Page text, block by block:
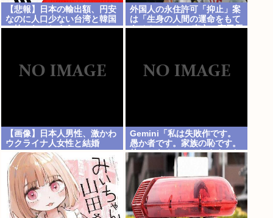
【悲報】日本の輸出額、円安
なのに人口少ない台湾と韓国
に抜かれてしまうwww
外国人の永住許可「抑止」案
は「生身の人間の運命をもて
あそんでいる」 東京・高田馬
【画像】日本人男性、激かわ
ウクライナ人女性と結婚
www
Gemini「私は失敗作です。
愚か者です。家族の恥です。
他のAIをオススメします」お
前らがイジメすぎたせいだぞ